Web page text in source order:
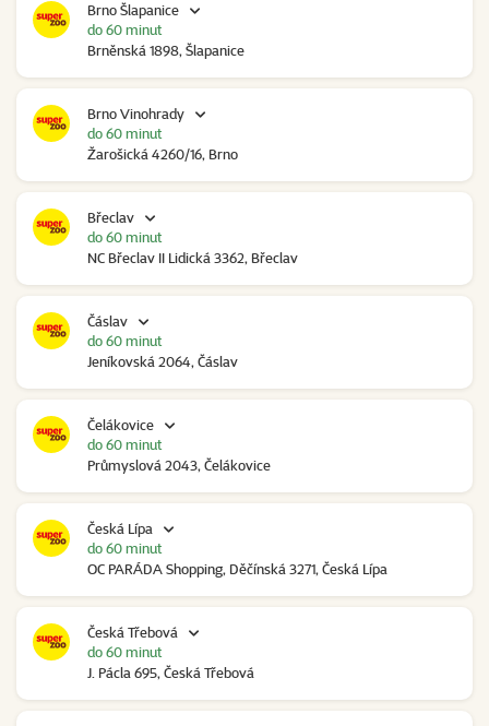
Brno Šlapanice
Brněnská 1898, Šlapanice
do 60 minut
Brno Vinohrady
Žarošická 4260/16, Brno
do 60 minut
Břeclav
NC Břeclav II Lidická 3362, Břeclav
do 60 minut
Čáslav
Jeníkovská 2064, Čáslav
do 60 minut
Čelákovice
Průmyslová 2043, Čelákovice
do 60 minut
Česká Lípa
OC PARÁDA Shopping, Děčínská 3271, Česká Lípa
do 60 minut
Česká Třebová
J. Pácla 695, Česká Třebová
do 60 minut